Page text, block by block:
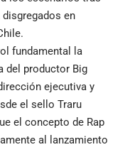
en
fundamental la
del productor Big
ejecutiva y
el sello Traru
el concepto de Rap
al lanzamiento